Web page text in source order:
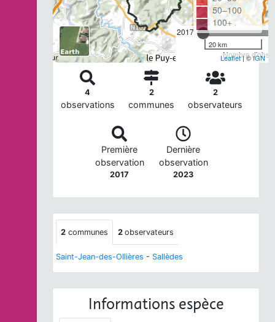
2017
Nombre
50–100
100+
20 km
Leaflet| ©IGN
4
observations
2
communes
2
observateurs
Première
observation
2017
Dernière
observation
2023
2 communes 2 observateurs
Saint-Jean-des-Ollières - Sallèdes
Informations espèce